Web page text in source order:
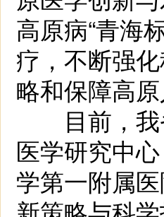
高原病“青海
疗，不断强
略和保障高
目前，我
医学研究中
学第一附属